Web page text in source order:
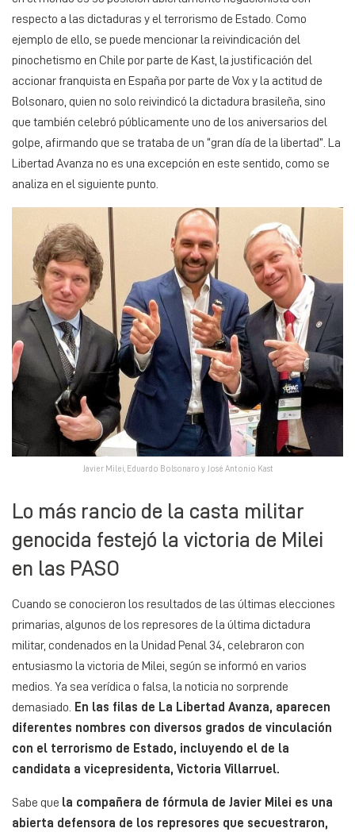
respecto a las dictaduras y el terrorismo de Estado. Como
ejemplo de ello, se puede mencionar la reivindicación del
pinochetismo en Chile por parte de Kast, la justificación del
accionar franquista en España por parte de Vox y la actitud de
Bolsonaro, quien no solo reivindicó la dictadura brasileña, sino
que también celebró públicamente uno de los aniversarios del
golpe, afirmando que se trataba de un “gran día de la libertad”. La
Libertad Avanza no es una excepción en este sentido, como se
analiza en el siguiente punto.
Javier Milei, Eduardo Bolsonaro y José Antonio Kast
Lo más rancio de la casta militar
genocida festejó la victoria de Milei
en las PASO
Cuando se conocieron los resultados de las últimas elecciones
primarias, algunos de los represores de la última dictadura
militar, condenados en la Unidad Penal 34, celebraron con
entusiasmo la victoria de Milei, según se informó en varios
medios. Ya sea verídica o falsa, la noticia no sorprende
demasiado.
En las filas de La Libertad Avanza, aparecen
diferentes nombres con diversos grados de vinculación
con el terrorismo de Estado, incluyendo el de la
candidata a vicepresidenta, Victoria Villarruel.
Sabe que la compañera de fórmula de Javier Milei es una
abierta defensora de los represores que secuestraron,